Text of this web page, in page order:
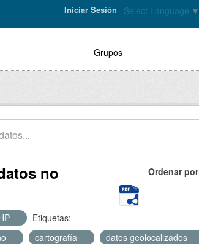
Select Language ▼
Iniciar Sesión
Grupos
Ordenar por
no
Etiquetas:
cartografía datos geolocalizados